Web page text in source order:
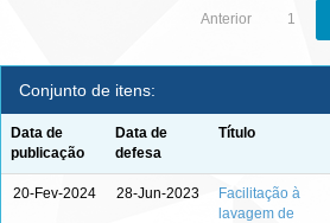
Anterior 1
Conjunto de itens:
Data de
publicação
Data de
defesa
Título
20-Fev-2024 28-Jun-2023
Facilitação à
lavagem de